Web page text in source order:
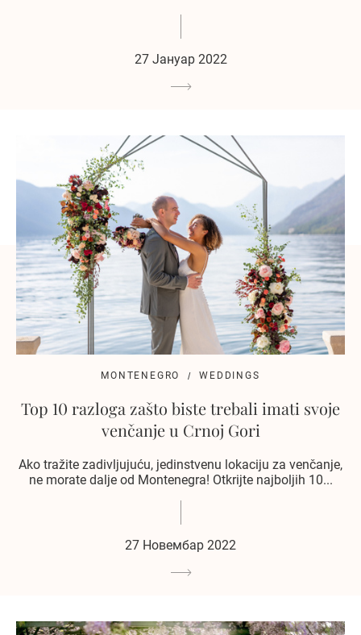
27 Јануар 2022
MONTENEGRO WEDDINGS
Top 10 razloga zašto biste trebali imati svoje
venčanje u Crnoj Gori
Ako tražite zadivljujuću, jedinstvenu lokaciju za venčanje,
ne morate dalje od Montenegra! Otkrijte najboljih 10...
27 Новембар 2022